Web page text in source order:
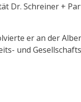
Dr. Schreiner +
er an der
und